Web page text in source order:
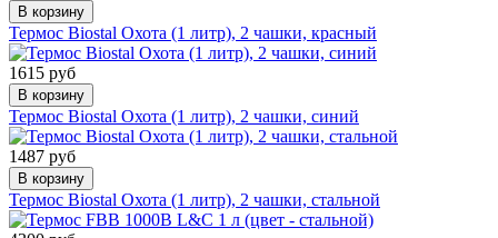
В корзину
Термос Biostal Охота (1 литр), 2 чашки, красный
1615 руб
В корзину
Термос Biostal Охота (1 литр), 2 чашки, синий
1487 руб
В корзину
Термос Biostal Охота (1 литр), 2 чашки, стальной